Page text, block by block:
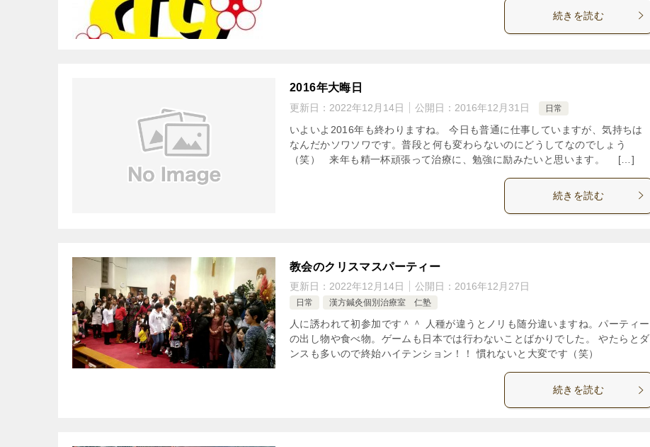
続きを読む
2016年大晦日
更新日： 2022年12月14日 公開日： 2016年12月31日 日常
いよいよ2016年も終わりますね。 今日も普通に仕事していますが、気持ちは
なんだかソワソワです。普段と何も変わらないのにどうしてなのでしょう
（笑） 来年も精一杯頑張って治療に、勉強に励みたいと思います。 […]
続きを読む
教会のクリスマスパーティー
更新日： 2022年12月14日 公開日： 2016年12月27日
日常 漢方鍼灸個別治療室 仁塾
人に誘われて初参加です＾＾ 人種が違うとノリも随分違いますね。パーティー
の出し物や食べ物。ゲームも日本では行わないことばかりでした。 やたらとダ
ンスも多いので終始ハイテンション！！ 慣れないと大変です（笑）
続きを読む